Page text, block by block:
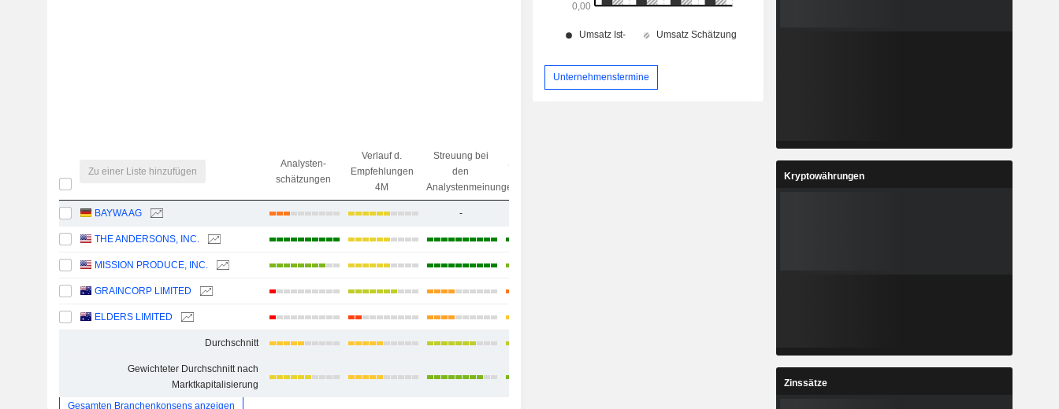
Zu einer Liste hinzufügen
Analysten-
schätzungen
Verlauf d.
Empfehlungen
4M
Streuung bei
den
Analystenmeinungen
Streuung beim
BAYWA AG -
THE ANDERSONS, INC.
MISSION PRODUCE, INC.
GRAINCORP LIMITED
ELDERS LIMITED
Durchschnitt
Gewichteter Durchschnitt nach
Marktkapitalisierung
Gesamten Branchenkonsens anzeigen
Unternehmenstermine
Kryptowährungen
Zinssätze